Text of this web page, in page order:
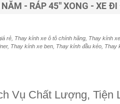
- RÁP 45" XONG - XE
rẻ, Thay kính xe ô tô chính hãng, Thay kính
Thay kính xe ben, Thay kính đầu kéo, Thay
Vụ Chất Lượng, Tiện